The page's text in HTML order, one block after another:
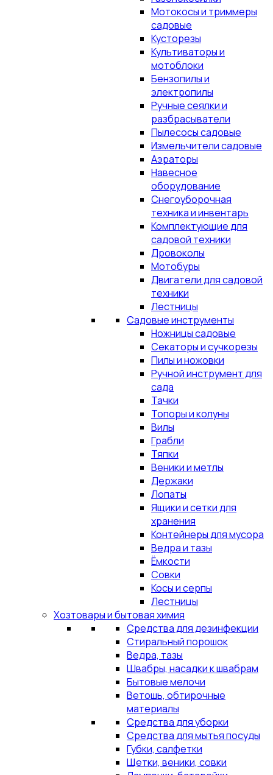
Мотокосы и триммеры
садовые
Кусторезы
Культиваторы и
мотоблоки
Бензопилы и
электропилы
Ручные сеялки и
разбрасыватели
Пылесосы садовые
Измельчители садовые
Аэраторы
Навесное
оборудование
Снегоуборочная
техника и инвентарь
Комплектующие для
садовой техники
Дровоколы
Мотобуры
Двигатели для садовой
техники
Лестницы
Садовые инструменты
Ножницы садовые
Секаторы и сучкорезы
Пилы и ножовки
Ручной инструмент для
сада
Тачки
Топоры и колуны
Вилы
Грабли
Тяпки
Веники и метлы
Держаки
Лопаты
Ящики и сетки для
хранения
Контейнеры для мусора
Ведра и тазы
Ёмкости
Совки
Косы и серпы
Лестницы
Хозтовары и бытовая химия
Средства для дезинфекции
Стиральный порошок
Ведра, тазы
Швабры, насадки к швабрам
Бытовые мелочи
Ветошь, обтирочные
материалы
Средства для уборки
Средства для мытья посуды
Губки, салфетки
Щетки, веники, совки